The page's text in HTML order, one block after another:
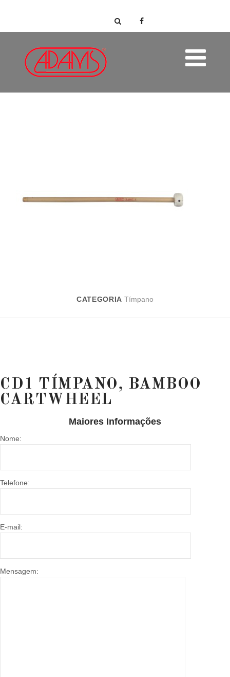
CATEGORIA Tímpano
CD1 TÍMPANO, BAMBOO
CARTWHEEL
Maiores Informações
Nome:
Telefone:
E-mail:
Mensagem: